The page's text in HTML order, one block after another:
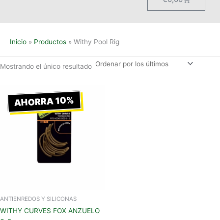
Inicio Productos Withy Pool Rig
Mostrando el único resultado
AHORRA 10%
ANTIENREDOS Y SILICONAS
WITHY CURVES FOX ANZUELO
precio
original
era:
€6,50.
precio
actual
es:
€5,85.